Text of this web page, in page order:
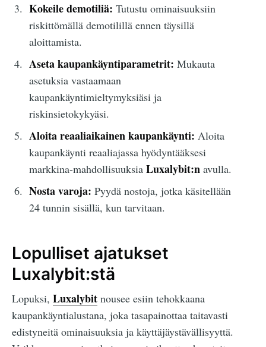
Kokeile demotiliä: Tutustu ominaisuuksiin
riskittömällä demotilillä ennen täysillä
aloittamista.
Aseta kaupankäyntiparametrit: Mukauta
asetuksia vastaamaan
kaupankäyntimieltymyksiäsi ja
riskinsietokykyäsi.
Aloita reaaliaikainen kaupankäynti: Aloita
kaupankäynti reaaliajassa hyödyntääksesi
markkina-mahdollisuuksia Luxalybit:navulla.
Nosta varoja: Pyydä nostoja, jotka käsitellään
24 tunnin sisällä, kun tarvitaan.
Lopulliset ajatukset
Luxalybit:stä
Lopuksi, Luxalybit nousee esiin tehokkaana
kaupankäyntialustana, joka tasapainottaa taitavasti
edistyneitä ominaisuuksia ja käyttäjäystävällisyyttä.